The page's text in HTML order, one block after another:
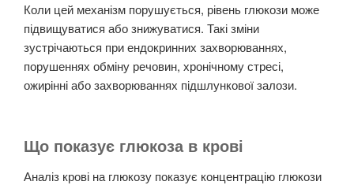
Коли цей механізм порушується, рівень глюкози може
підвищуватися або знижуватися. Такі зміни
зустрічаються при ендокринних захворюваннях,
порушеннях обміну речовин, хронічному стресі,
ожирінні або захворюваннях підшлункової залози.
Що показує глюкоза в крові
Аналіз крові на глюкозу показує концентрацію глюкози